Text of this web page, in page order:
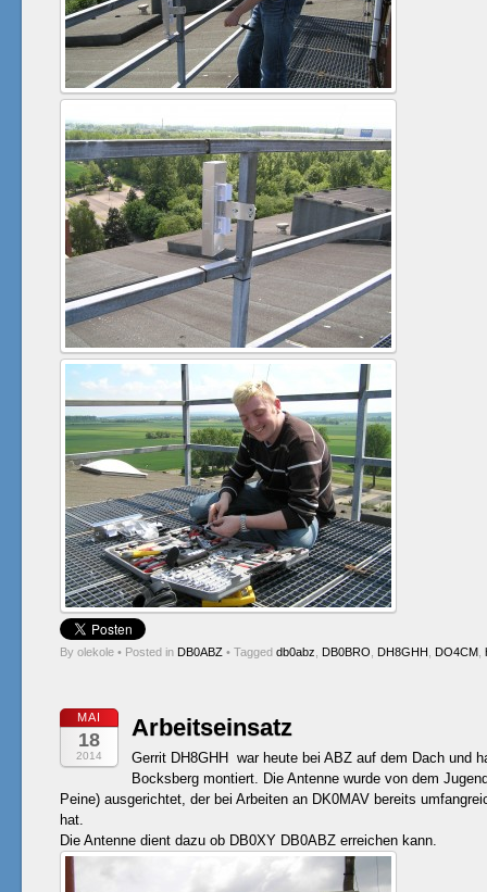
By olekole • Posted in DB0ABZ • Tagged db0abz DB0BRO DH8GHH DO4CM
MAI
18
2014
Arbeitseinsatz
Gerrit DH8GHH war heute bei ABZ auf dem Dach und
Bocksberg montiert. Die Antenne wurde von dem
Peine) ausgerichtet, der bei Arbeiten an DK0MAV bereits
hat.
Die Antenne dient dazu ob DB0XY DB0ABZ erreichen kann.